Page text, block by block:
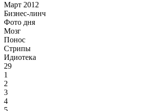
Март 2012
Бизнес-линч
Фото дня
Мозг
Понос
Стрипы
Идиотека
29
1
2
3
4